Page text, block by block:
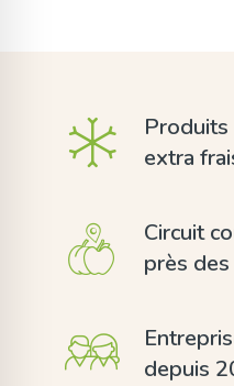
Produits
extra
Circuit
près
depuis